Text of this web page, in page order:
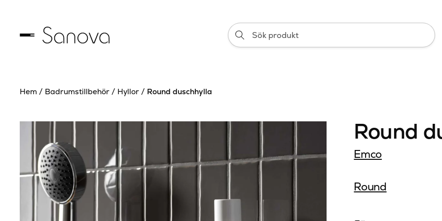
Sök
produkt
Hem / Badrumstillbehör / Hyllor / Round duschhylla
Round
Emco
Round